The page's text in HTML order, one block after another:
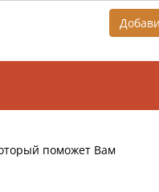
поможет Вам